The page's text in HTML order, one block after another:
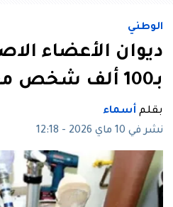
الوطني
ديوان الأعضاء
بـ100 ألف شخص معاق في 2025
بقلم أسماء
نشر في 10 ماي 2026 - 12:18